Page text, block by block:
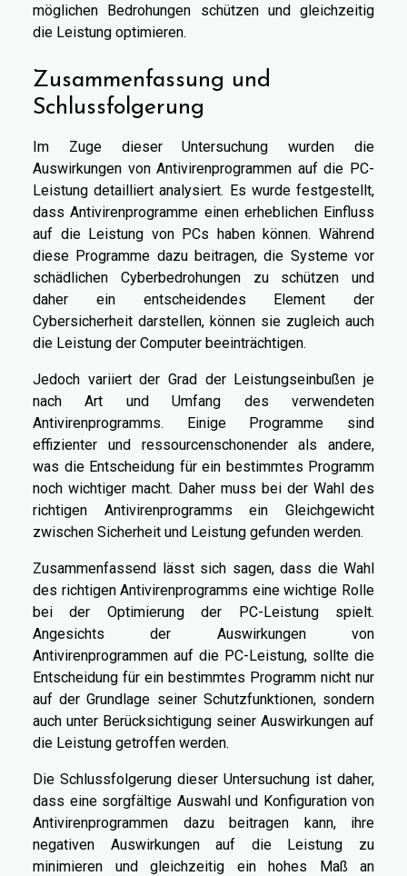
möglichen Bedrohungen schützen und gleichzeitig
die Leistung optimieren.
Zusammenfassung und
Schlussfolgerung
Im Zuge dieser Untersuchung wurden die
Auswirkungen von Antivirenprogrammen auf die PC-
Leistung detailliert analysiert. Es wurde festgestellt,
dass Antivirenprogramme einen erheblichen Einfluss
auf die Leistung von PCs haben können. Während
diese Programme dazu beitragen, die Systeme vor
schädlichen Cyberbedrohungen zu schützen und
daher ein entscheidendes Element der
Cybersicherheit darstellen, können sie zugleich auch
die Leistung der Computer beeinträchtigen.
Jedoch variiert der Grad der Leistungseinbußen je
nach Art und Umfang des verwendeten
Antivirenprogramms. Einige Programme sind
effizienter und ressourcenschonender als andere,
was die Entscheidung für ein bestimmtes Programm
noch wichtiger macht. Daher muss bei der Wahl des
richtigen Antivirenprogramms ein Gleichgewicht
zwischen Sicherheit und Leistung gefunden werden.
Zusammenfassend lässt sich sagen, dass die Wahl
des richtigen Antivirenprogramms eine wichtige Rolle
bei der Optimierung der PC-Leistung spielt.
Angesichts der Auswirkungen von
Antivirenprogrammen auf die PC-Leistung, sollte die
Entscheidung für ein bestimmtes Programm nicht nur
auf der Grundlage seiner Schutzfunktionen, sondern
auch unter Berücksichtigung seiner Auswirkungen auf
die Leistung getroffen werden.
Die Schlussfolgerung dieser Untersuchung ist daher,
dass eine sorgfältige Auswahl und Konfiguration von
Antivirenprogrammen dazu beitragen kann, ihre
negativen Auswirkungen auf die Leistung zu
minimieren und gleichzeitig ein hohes Maß an